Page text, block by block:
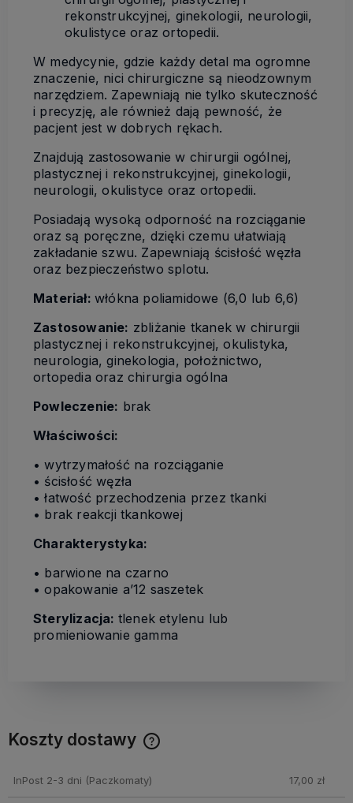
rekonstrukcyjnej, ginekologii, neurologii,
okulistyce oraz ortopedii.
W medycynie, gdzie każdy detal ma ogromne
znaczenie, nici chirurgiczne są nieodzownym
narzędziem. Zapewniają nie tylko skuteczność
i precyzję, ale również dają pewność, że
pacjent jest w dobrych rękach.
Znajdują zastosowanie w chirurgii ogólnej,
plastycznej i rekonstrukcyjnej, ginekologii,
neurologii, okulistyce oraz ortopedii.
Posiadają wysoką odporność na rozciąganie
oraz są poręczne, dzięki czemu ułatwiają
zakładanie szwu. Zapewniają ścisłość węzła
oraz bezpieczeństwo splotu.
Materiał: włókna poliamidowe (6,0 lub 6,6)
Zastosowanie: zbliżanie tkanek w chirurgii
plastycznej i rekonstrukcyjnej, okulistyka,
neurologia, ginekologia, położnictwo,
ortopedia oraz chirurgia ogólna
Powleczenie: brak
Właściwości:
• wytrzymałość na rozciąganie
• ścisłość węzła
• łatwość przechodzenia przez tkanki
• brak reakcji tkankowej
Charakterystyka:
• barwione na czarno
• opakowanie a’12 saszetek
Sterylizacja: tlenek etylenu lub
promieniowanie gamma
Koszty dostawy
InPost 2-3 dni (Paczkomaty) 17,00 zł